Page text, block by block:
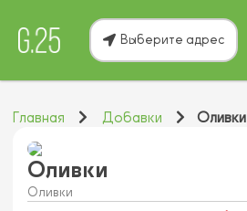
Выберите адрес
Главная Добавки Оливки
Оливки
Оливки